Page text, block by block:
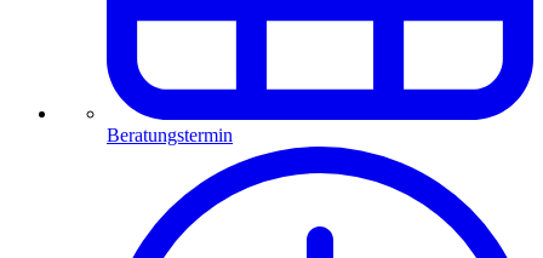
Beratungstermin